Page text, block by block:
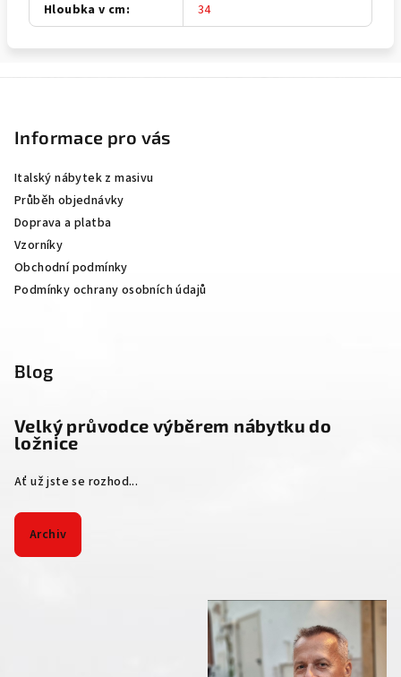
Hloubka v cm: 34
Informace pro vás
Italský nábytek z masivu
Průběh objednávky
Doprava a platba
Vzorníky
Obchodní podmínky
Podmínky ochrany osobních údajů
Blog
Velký průvodce výběrem nábytku do
ložnice
Ať už jste se rozhod...
Archiv